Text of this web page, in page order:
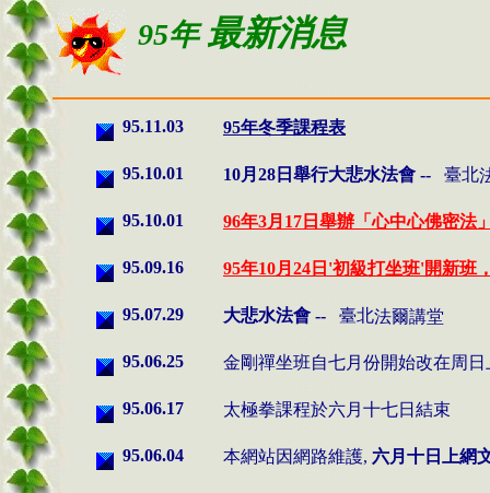
95年最新消息
95.11.03 95年冬季課程表
95.10.01 10月28日舉行大悲水法會 -- 臺北
95.10.01 96年3月17日舉辦「心中心佛密法
95.09.16 95年10月24日'初級打坐班'開新班
95.07.29 大悲水法會 -- 臺北法爾講堂
95.06.25 金剛禪坐班自七月份開始改在周日
95.06.17 太極拳課程於六月十七日結束
95.06.04 本網站因網路維護, 六月十日上網